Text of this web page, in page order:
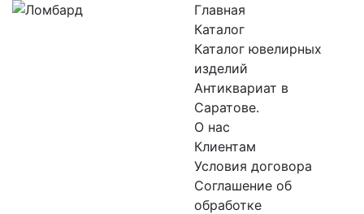
Главная
Каталог
Каталог ювелирных
изделий
Антиквариат в
Саратове.
О нас
Клиентам
Условия договора
Соглашение об
обработке